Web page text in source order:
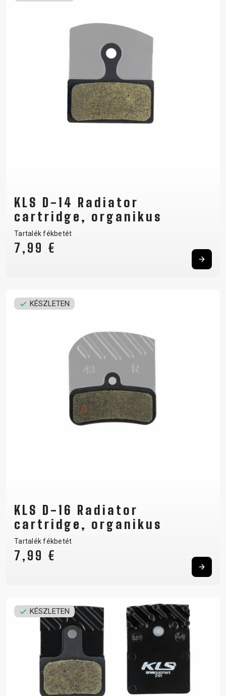
KLS D-14 Radiator
cartridge, organikus
Tartalék fékbetét
7,99 €
KÉSZLETEN
KLS D-16 Radiator
cartridge, organikus
Tartalék fékbetét
7,99 €
KÉSZLETEN